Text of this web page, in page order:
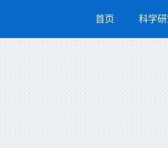
首页 科学